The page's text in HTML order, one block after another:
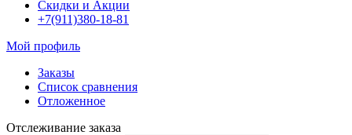
Скидки и Акции
+7(911)380-18-81
Мой профиль
Заказы
Список сравнения
Отложенное
Отслеживание заказа